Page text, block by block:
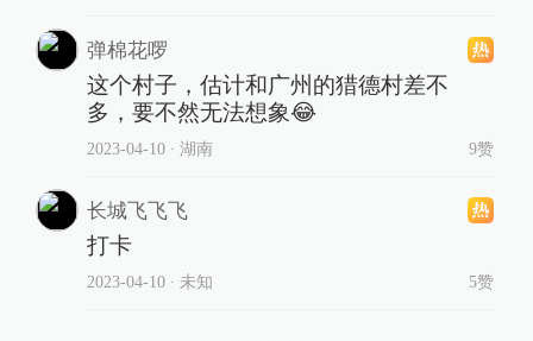
弹棉花啰
这个村子，估计和广州的猎德村差不
多，要不然无法想象😂
2023-04-10∙ 湖南 9赞
长城飞飞飞
打卡
2023-04-10∙ 未知 5赞